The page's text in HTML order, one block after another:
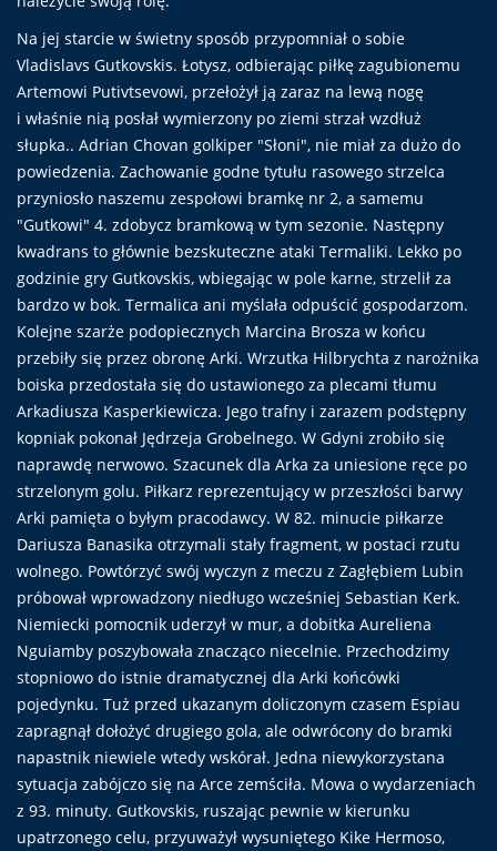
Na jej starcie w świetny sposób przypomniał o sobie
Vladislavs Gutkovskis. Łotysz, odbierając piłkę zagubionemu
Artemowi Putivtsevowi, przełożył ją zaraz na lewą nogę
i właśnie nią posłał wymierzony po ziemi strzał wzdłuż
słupka.. Adrian Chovan golkiper "Słoni", nie miał za dużo do
powiedzenia. Zachowanie godne tytułu rasowego strzelca
przyniosło naszemu zespołowi bramkę nr 2, a samemu
"Gutkowi" 4. zdobycz bramkową w tym sezonie. Następny
kwadrans to głównie bezskuteczne ataki Termaliki. Lekko po
godzinie gry Gutkovskis, wbiegając w pole karne, strzelił za
bardzo w bok. Termalica ani myślała odpuścić gospodarzom.
Kolejne szarże podopiecznych Marcina Brosza w końcu
przebiły się przez obronę Arki. Wrzutka Hilbrychta z narożnika
boiska przedostała się do ustawionego za plecami tłumu
Arkadiusza Kasperkiewicza. Jego trafny i zarazem podstępny
kopniak pokonał Jędrzeja Grobelnego. W Gdyni zrobiło się
naprawdę nerwowo. Szacunek dla Arka za uniesione ręce po
strzelonym golu. Piłkarz reprezentujący w przeszłości barwy
Arki pamięta o byłym pracodawcy. W 82. minucie piłkarze
Dariusza Banasika otrzymali stały fragment, w postaci rzutu
wolnego. Powtórzyć swój wyczyn z meczu z Zagłębiem Lubin
próbował wprowadzony niedługo wcześniej Sebastian Kerk.
Niemiecki pomocnik uderzył w mur, a dobitka Aureliena
Nguiamby poszybowała znacząco niecelnie. Przechodzimy
stopniowo do istnie dramatycznej dla Arki końcówki
pojedynku. Tuż przed ukazanym doliczonym czasem Espiau
zapragnął dołożyć drugiego gola, ale odwrócony do bramki
napastnik niewiele wtedy wskórał. Jedna niewykorzystana
sytuacja zabójczo się na Arce zemściła. Mowa o wydarzeniach
z 93. minuty. Gutkovskis, ruszając pewnie w kierunku
upatrzonego celu, przyuważył wysuniętego Kike Hermoso,